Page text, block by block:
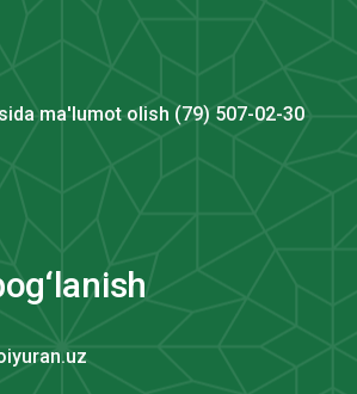
ma'lumot olish (79) 507-02-30